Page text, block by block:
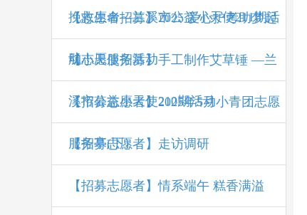
挽救生命—兰溪市公益小天使211期活
动
【志愿者招募】2025 爱心护考助梦起
航志愿服务活动
【小天使招募】手工制作艾草锤 —兰
溪市公益小天使210期活动
【招募志愿者】2025年5月小青团志愿
服务亭(下）
【招募志愿者】走访调研
【招募志愿者】情系端午 糕香满溢